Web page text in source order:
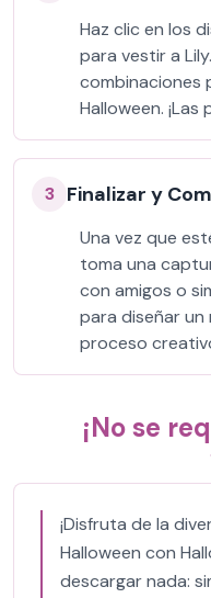
Haz clic en los
para vestir a
combinaciones
Halloween.
3 Finalizar y
Una vez que
toma una
con amigos o
para diseñar un
proceso
¡No se
¡Disfruta de la
Halloween con
descargar nada: